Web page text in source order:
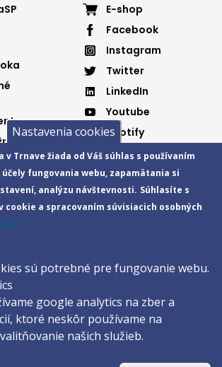
Footer
menu
4
E-shop
Facebook
Instagram
Twitter
LinkedIn
Youtube
Spotify
Technická podpora
zdravotníctva a sociálnej práce · Trnavská
Nastavenia cookies
Trnave žiada od Váš súhlas s používaním
fungovania webu, zapamätania si
analýzu návštevnosti. Súhlasíte s
cookie a spracovaním súvisiacich osobných
sú potrebné pre fungovanie webu.
google analytics na zber a
ktoré neskôr používame na
našich služieb.